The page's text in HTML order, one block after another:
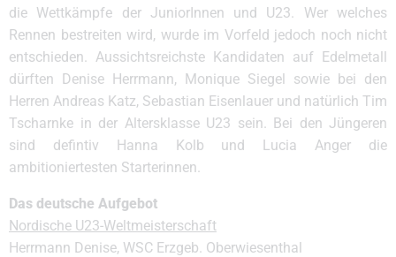
die Wettkämpfe der JuniorInnen und U23. Wer welches
Rennen bestreiten wird, wurde im Vorfeld jedoch noch nicht
entschieden. Aussichtsreichste Kandidaten auf Edelmetall
dürften Denise Herrmann, Monique Siegel sowie bei den
Herren Andreas Katz, Sebastian Eisenlauer und natürlich Tim
Tscharnke in der Altersklasse U23 sein. Bei den Jüngeren
sind defintiv Hanna Kolb und Lucia Anger die
ambitioniertesten Starterinnen.
Das deutsche Aufgebot
Nordische U23-Weltmeisterschaft
Herrmann Denise, WSC Erzgeb. Oberwiesenthal